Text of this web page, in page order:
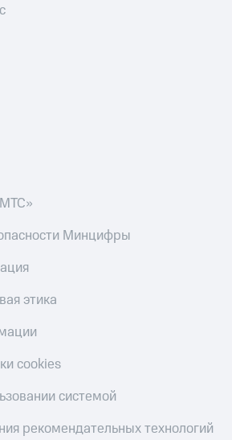
Минцифры
этика
cookies
системой
рекомендательных технологий